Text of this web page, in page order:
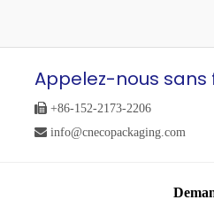
Appelez-nous sans
 +86-152-2173-2206
 info@cnecopackaging.com